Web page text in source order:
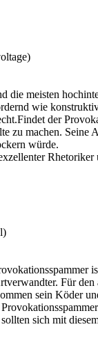
die meisten
wie
der
zu machen. Seine
würde.
Für
sein Köder
sich mit